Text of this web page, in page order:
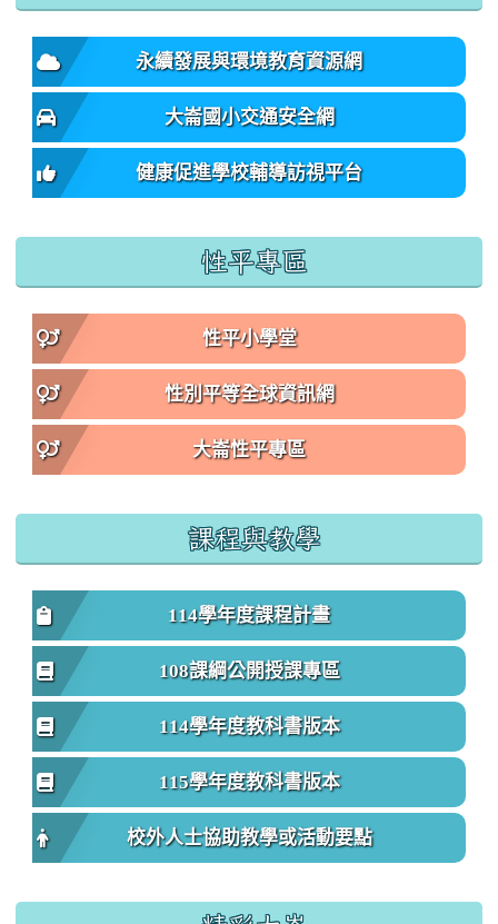
永續發展與環境教育資源網
大崙國小交通安全網
健康促進學校輔導訪視平台
性平專區
性平小學堂
性別平等全球資訊網
大崙性平專區
課程與教學
114學年度課程計畫
108課綱公開授課專區
114學年度教科書版本
115學年度教科書版本
校外人士協助教學或活動要點